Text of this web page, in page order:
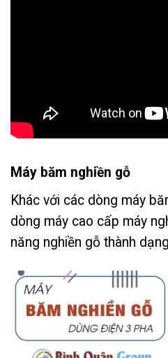
Máy băm nghiền gỗ
Khác với các dòng máy
dòng máy cao cấp máy
năng nghiền gỗ thành